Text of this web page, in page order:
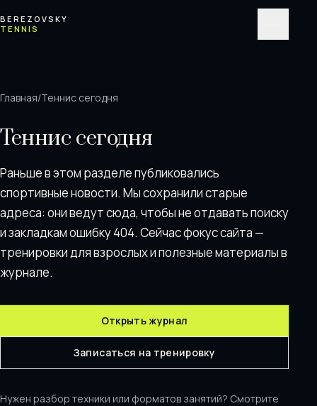
BEREZOVSKY
TENNIS
Главная/Теннис сегодня
Теннис сегодня
Раньше в этом разделе публиковались
спортивные новости. Мы сохранили старые
адреса: они ведут сюда, чтобы не отдавать поискy
и закладкам ошибку 404. Сейчас фокус сайта —
тренировки для взрослых и полезные материалы в
журнале.
Открыть журнал
Записаться на тренировку
Нужен разбор техники или форматов занятий? Смотрите